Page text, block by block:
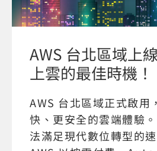
AWS 台北區域上
上雲的最佳時機！
AWS 台北區域正式啟用
快、更安全的雲端體驗
法滿足現代數位轉型的